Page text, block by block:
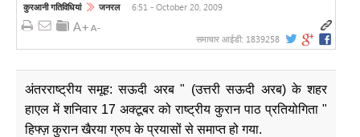
कुरआनी गतिविधियां जनरल 6:51 - October 20, 2009
समाचार आईडी: 1839258
अंतरराष्ट्रीय समूह: सऊदी अरब " (उत्तरी सऊदी अरब) के शहर
हाएल में शनिवार 17 अक्टूबर को राष्ट्रीय कुरान पाठ प्रतियोगिता "
हिफ्ज़ कुरान खैरया ग्रुप के प्रयासों से समाप्त हो गया.